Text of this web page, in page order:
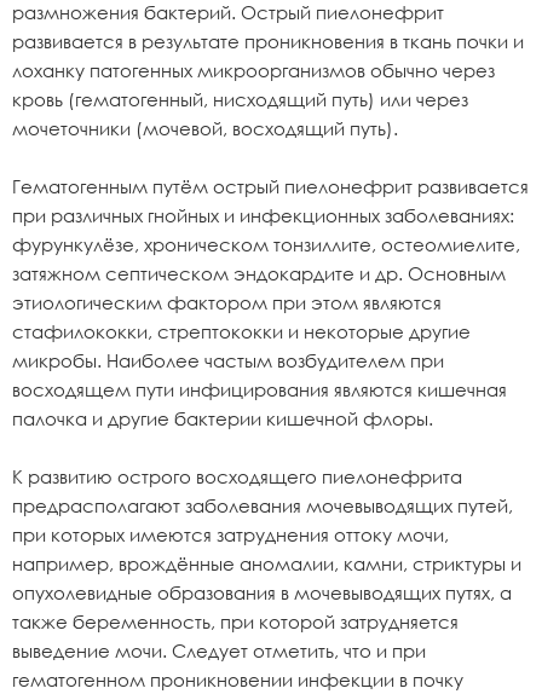
размножения бактерий. Острый пиелонефрит
развивается в результате проникновения в ткань почки и
лоханку патогенных микроорганизмов обычно через
кровь (гематогенный, нисходящий путь) или через
мочеточники (мочевой, восходящий путь).
Гематогенным путём острый пиелонефрит развивается
при различных гнойных и инфекционных заболеваниях:
фурункулёзе, хроническом тонзиллите, остеомиелите,
затяжном септическом эндокардите и др. Основным
этиологическим фактором при этом являются
стафилококки, стрептококки и некоторые другие
микробы. Наиболее частым возбудителем при
восходящем пути инфицирования являются кишечная
палочка и другие бактерии кишечной флоры.
К развитию острого восходящего пиелонефрита
предрасполагают заболевания мочевыводящих путей,
при которых имеются затруднения оттоку мочи,
например, врождённые аномалии, камни, стриктуры и
опухолевидные образования в мочевыводящих путях, а
также беременность, при которой затрудняется
выведение мочи. Следует отметить, что и при
гематогенном проникновении инфекции в почку